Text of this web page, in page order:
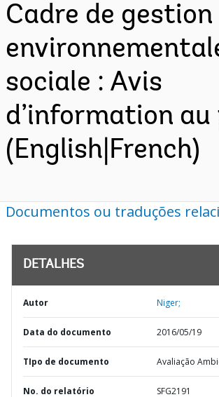
Cadre de gestion
sociale : Avis
d’information au
(English|French)
Documentos ou traduções
DETALHES
Autor Niger;
Data do documento 2016/05/19
TIpo de documento Avaliação
No. do relatório SFG2191